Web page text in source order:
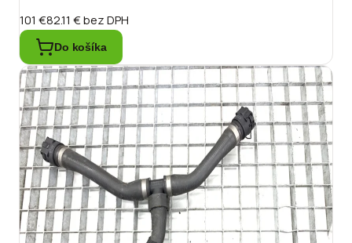
101 €82.11 €bez DPH
Do košíka